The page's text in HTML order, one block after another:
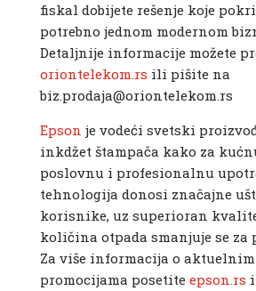
fiskal dobijete rešenje koje
potrebno jednom modernom
Detaljnije informacije možete
oriontelekom.rs ili pišite na
biz.prodaja@oriontelekom.rs
Epson je vodeći svetski
inkdžet štampača kako za
poslovnu i profesionalnu
tehnologija donosi značajne
korisnike, uz superioran
količina otpada smanjuje se za
Za više informacija o
promocijama posetite epson.rs